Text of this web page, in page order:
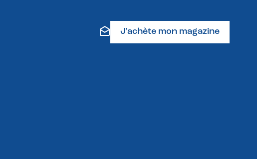
J'achète mon magazine